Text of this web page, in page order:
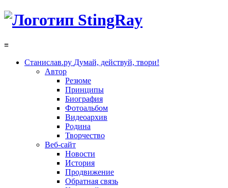
≡
Станислав.ру Думай, действуй, твори!
Автор
Резюме
Принципы
Биография
Фотоальбом
Видеоархив
Родина
Творчество
Веб-сайт
Новости
История
Продвижение
Обратная связь